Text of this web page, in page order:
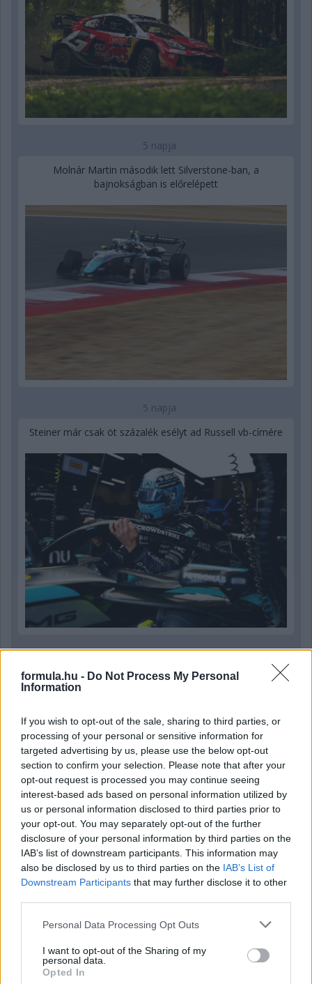
formula.hu - Do Not Process My Personal
Information
If you wish to opt-out of the sale, sharing to third parties, or
processing of your personal or sensitive information for
targeted advertising by us, please use the below opt-out
section to confirm your selection. Please note that after your
opt-out request is processed you may continue seeing
interest-based ads based on personal information utilized by
us or personal information disclosed to third parties prior to
your opt-out. You may separately opt-out of the further
disclosure of your personal information by third parties on the
IAB’s list of downstream participants. This information may
also be disclosed by us to third parties on the IAB’s List of
Downstream Participants that may further disclose it to other
Please note that this website/app uses one or more Google
not limited to your visit or usage behaviour. You may click to
grant or deny consent to Google and its third-party tags to
use your data for below specified purposes in below Google
Personal Data Processing Opt Outs
I want to opt-out of the Sharing of my
personal data.
Opted In
5 napja
Molnár Martin második lett Silverstone-ban, a
bajnokságban is előrelépett
5 napja
Steiner már csak öt százalék esélyt ad Russell vb-címére
Miben más a nyíltvégű lízing?
Prémium Autóház Kft.: Öt autómárka Hatvanban
Hogyan válasszunk megfelelő fénymásolópapírt?
Szerezz érettségit munka mellett!